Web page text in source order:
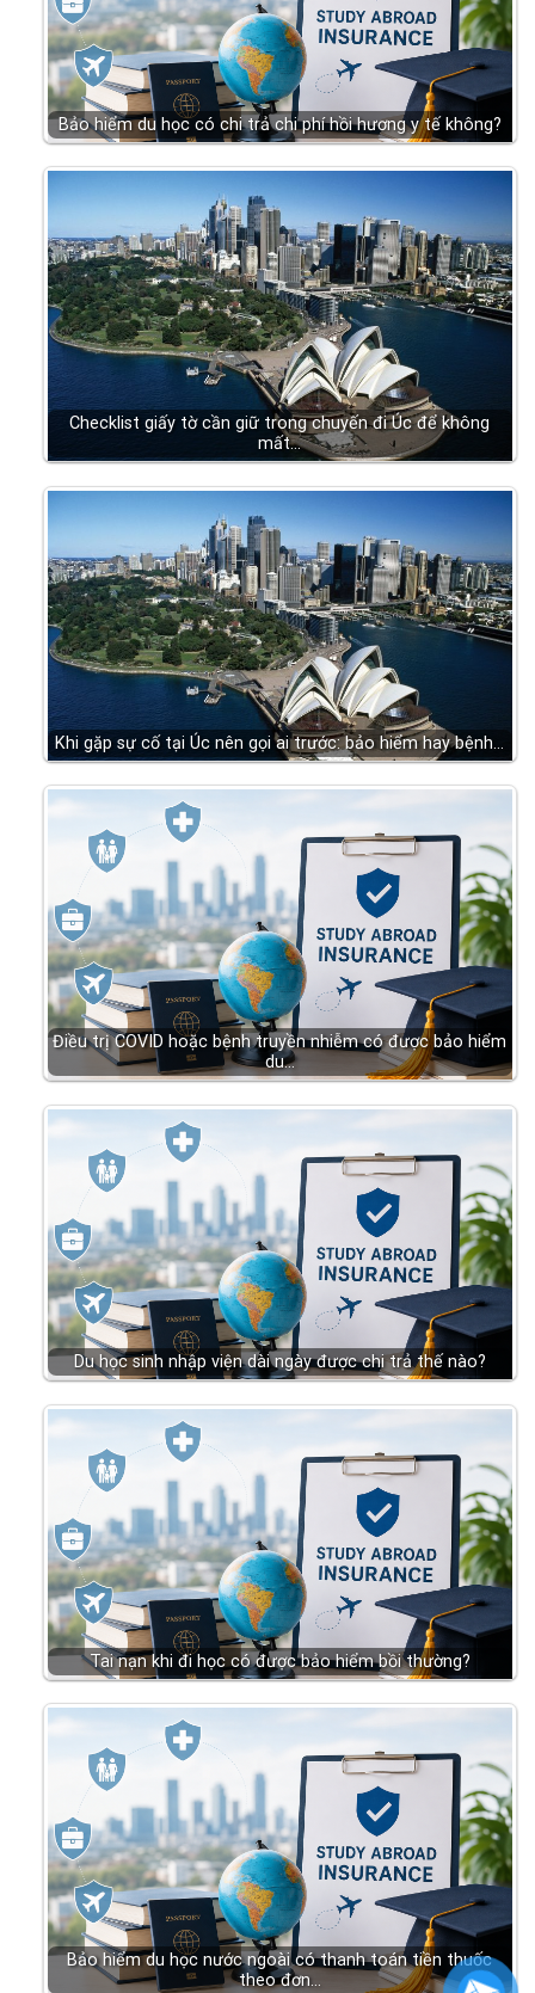
Bảo hiểm du học có chi trả chi phí hồi hương y tế không?
Checklist giấy tờ cần giữ trong chuyến đi Úc để không
mất…
Khi gặp sự cố tại Úc nên gọi ai trước: bảo hiểm hay bệnh…
Điều trị COVID hoặc bệnh truyền nhiễm có được bảo hiểm
du…
Du học sinh nhập viện dài ngày được chi trả thế nào?
Tai nạn khi đi học có được bảo hiểm bồi thường?
Bảo hiểm du học nước ngoài có thanh toán tiền thuốc
theo đơn…